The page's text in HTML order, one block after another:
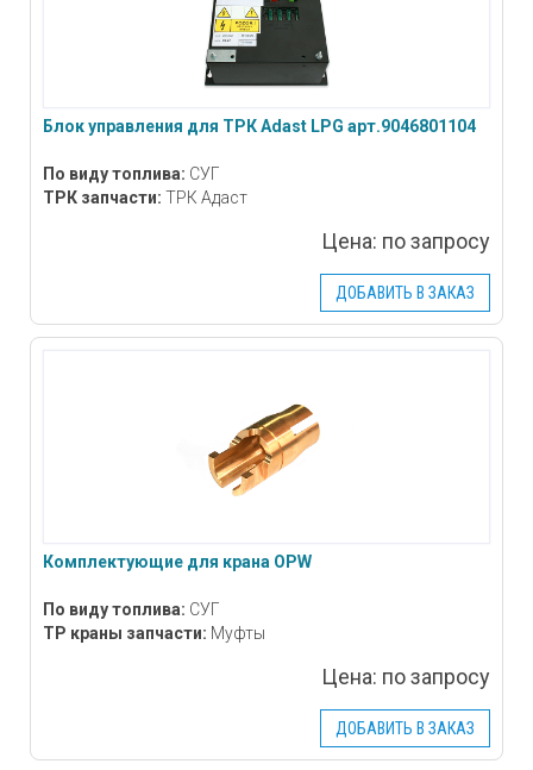
Блок управления для ТРК Adast LPG арт.9046801104
По виду топлива: СУГ
ТРК запчасти: ТРК Адаст
Цена: по запросу
ДОБАВИТЬ В ЗАКАЗ
Комплектующие для крана OPW
По виду топлива: СУГ
ТР краны запчасти: Муфты
Цена: по запросу
ДОБАВИТЬ В ЗАКАЗ